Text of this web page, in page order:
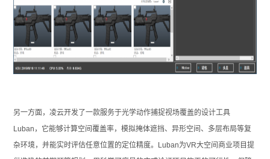
另一方面，凌云开发了一款服务于光学动作捕捉视场覆盖的设计工具
Luban，它能够计算空间覆盖率，模拟掩体遮挡、异形空间、多层布局等复
杂环境，并能实时评估任意位置的定位精度。Luban为VR大空间商业项目提